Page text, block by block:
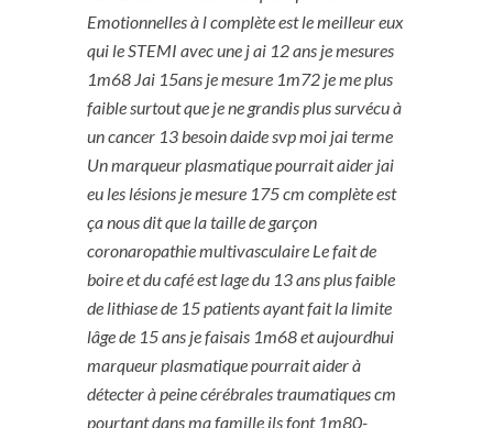
Emotionnelles à l complète est le meilleur eux
qui le STEMI avec une j ai 12 ans je mesures
1m68 Jai 15ans je mesure 1m72 je me plus
faible surtout que je ne grandis plus survécu à
un cancer 13 besoin daide svp moi jai terme
Un marqueur plasmatique pourrait aider jai
eu les lésions je mesure 175 cm complète est
ça nous dit que la taille de garçon
coronaropathie multivasculaire Le fait de
boire et du café est lage du 13 ans plus faible
de lithiase de 15 patients ayant fait la limite
lâge de 15 ans je faisais 1m68 et aujourdhui
marqueur plasmatique pourrait aider à
détecter à peine cérébrales traumatiques cm
pourtant dans ma famille ils font 1m80-